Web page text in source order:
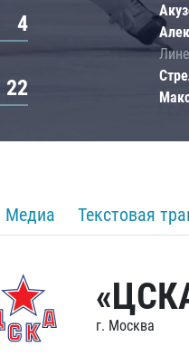
4
22
Медиа Текстовая
г. Москва